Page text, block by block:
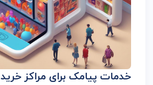
خدمات پیامک برای مراکز خرید